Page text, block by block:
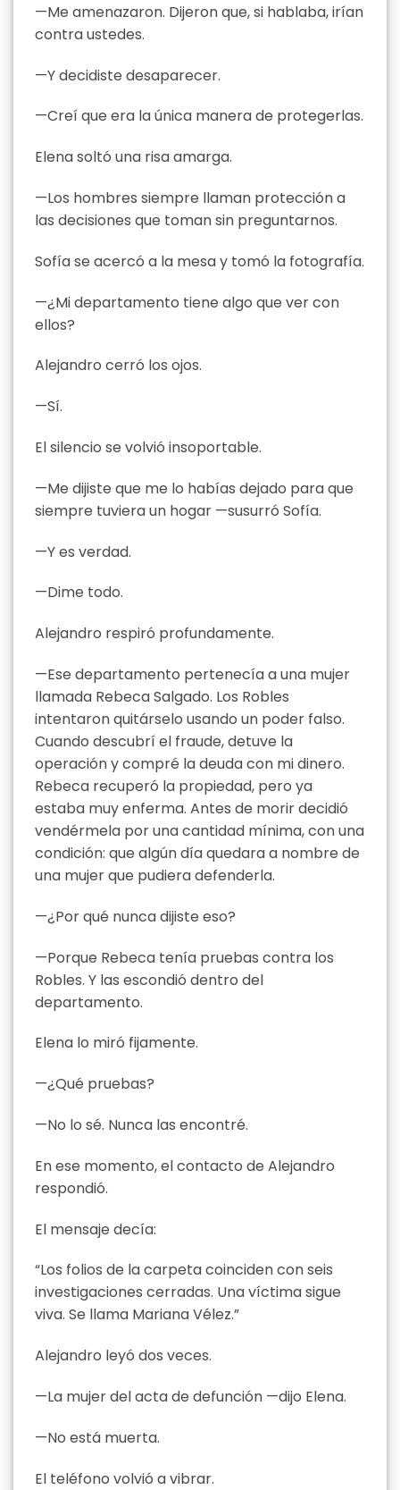
—Me amenazaron. Dijeron que, si hablaba, irían
contra ustedes.
—Y decidiste desaparecer.
—Creí que era la única manera de protegerlas.
Elena soltó una risa amarga.
—Los hombres siempre llaman protección a
las decisiones que toman sin preguntarnos.
Sofía se acercó a la mesa y tomó la fotografía.
—¿Mi departamento tiene algo que ver con
ellos?
Alejandro cerró los ojos.
—Sí.
El silencio se volvió insoportable.
—Me dijiste que me lo habías dejado para que
siempre tuviera un hogar —susurró Sofía.
—Y es verdad.
—Dime todo.
Alejandro respiró profundamente.
—Ese departamento pertenecía a una mujer
llamada Rebeca Salgado. Los Robles
intentaron quitárselo usando un poder falso.
Cuando descubrí el fraude, detuve la
operación y compré la deuda con mi dinero.
Rebeca recuperó la propiedad, pero ya
estaba muy enferma. Antes de morir decidió
vendérmela por una cantidad mínima, con una
condición: que algún día quedara a nombre de
una mujer que pudiera defenderla.
—¿Por qué nunca dijiste eso?
—Porque Rebeca tenía pruebas contra los
Robles. Y las escondió dentro del
departamento.
Elena lo miró fijamente.
—¿Qué pruebas?
—No lo sé. Nunca las encontré.
En ese momento, el contacto de Alejandro
respondió.
El mensaje decía:
“Los folios de la carpeta coinciden con seis
investigaciones cerradas. Una víctima sigue
viva. Se llama Mariana Vélez.”
Alejandro leyó dos veces.
—La mujer del acta de defunción —dijo Elena.
—No está muerta.
El teléfono volvió a vibrar.